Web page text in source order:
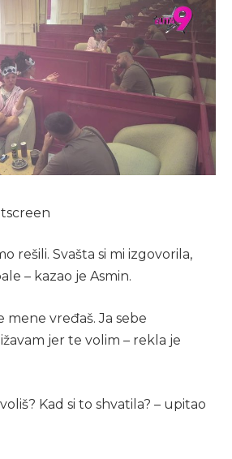
rešili. Svašta si mi izgovorila,
– kazao je Asmin.
mene vređaš. Ja sebe
jer te volim – rekla je
Kad si to shvatila? – upitao